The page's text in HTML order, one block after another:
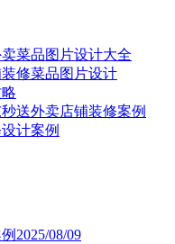
菜品图片设计大全
修菜品图片设计
送外卖店铺装修案例
计案例
2025/08/09